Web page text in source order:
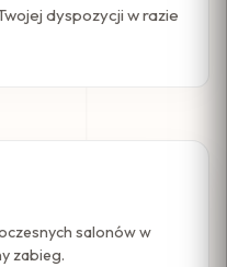
dyspozycji w razie
salonów w
zabieg.